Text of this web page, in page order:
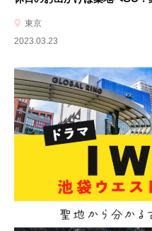
東京
2023.03.23